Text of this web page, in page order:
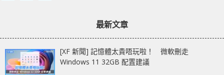
最新文章
[XF 新聞] 記憶體太貴唔玩啦！ 微軟刪走
Windows 11 32GB 配置建議